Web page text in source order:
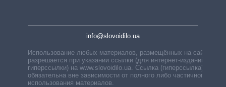
info@slovoidilo.ua
Использование любых материалов, размещённых на сайте,
разрешается при указании ссылки (для интернет-изданий —
гиперссылки) на www.slovoidilo.ua. Ссылка (гиперссылка)
обязательна вне зависимости от полного либо частичного
использования материалов.